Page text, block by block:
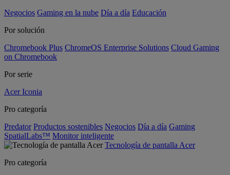
Negocios Gaming en la nube Día a día Educación
Por solución
Chromebook Plus ChromeOS Enterprise Solutions Cloud Gaming
on Chromebook
Por serie
Acer Iconia
Pro categoría
Predator Productos sostenibles Negocios Día a día Gaming
SpatialLabs™ Monitor inteligente
Tecnología de pantalla Acer
Pro categoría